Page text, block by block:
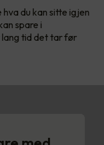
hva du kan sitte igjen
spare i
lang tid det tar før